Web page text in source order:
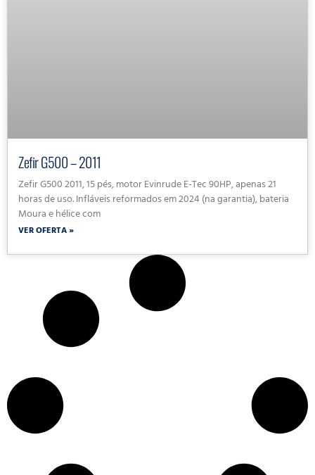
Zefir G500 – 2011
Zefir G500 2011, 15 pés, motor Evinrude E-Tec 90HP, apenas 21
horas de uso. Infláveis reformados em 2024 (na garantia), bateria
Moura e hélice com
VER OFERTA »